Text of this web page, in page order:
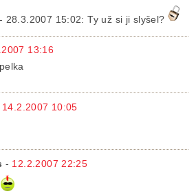
28.3.2007 15:02: Ty už si ji slyšel?
13:16
14.2.2007 10:05
- 12.2.2007 22:25